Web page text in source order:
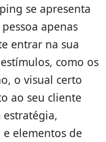
se apresenta
apenas
entrar na sua
como os
o visual certo
ao seu cliente
estratégia,
elementos de